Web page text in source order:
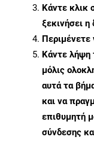
Κάντε κλικ
ξεκινήσει η
Κάντε λήψη
μόλις
αυτά τα
και να
επιθυμητή
σύνδεσης